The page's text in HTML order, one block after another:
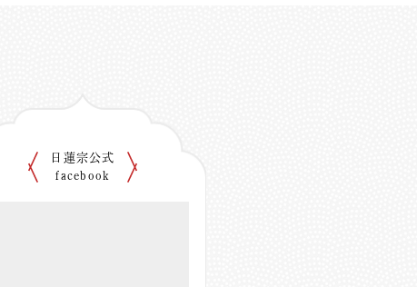
日蓮宗公式
facebook